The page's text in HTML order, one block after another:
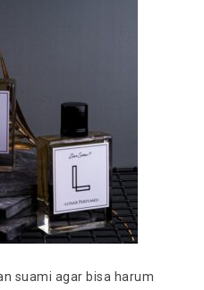
suami agar bisa harum